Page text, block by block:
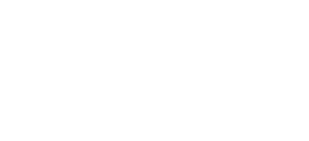
Olahraga Yang